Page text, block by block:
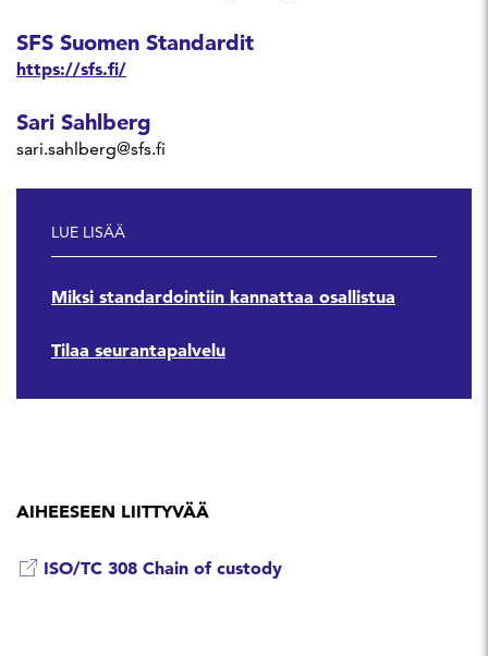
SFS Suomen Standardit
https://sfs.fi/
Sari Sahlberg
sari.sahlberg@sfs.fi
LUE LISÄÄ
Miksi standardointiin kannattaa osallistua
Tilaa seurantapalvelu
AIHEESEEN LIITTYVÄÄ
ISO/TC 308 Chain of custody